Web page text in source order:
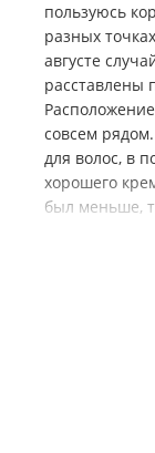
пользуюсь
разных
августе
расставлены
совсем
для волос, в
хорошего
был меньше,
приятная